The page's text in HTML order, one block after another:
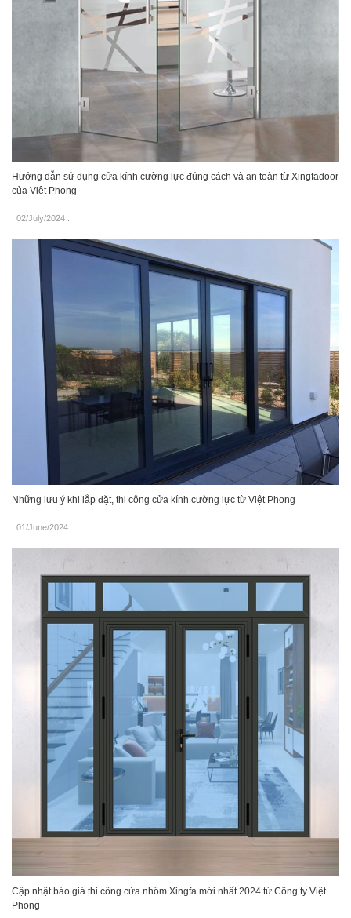
Hướng dẫn sử dụng cửa kính cường lực đúng cách và an toàn từ Xingfadoor
của Việt Phong
02/July/2024
Những lưu ý khi lắp đặt, thi công cửa kính cường lực từ Việt Phong
01/June/2024
Cập nhật báo giá thi công cửa nhôm Xingfa mới nhất 2024 từ Công ty Việt
Phong